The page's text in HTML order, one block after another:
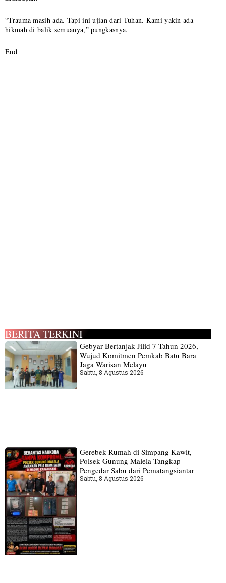
“Trauma masih ada. Tapi ini ujian dari Tuhan. Kami yakin ada
hikmah di balik semuanya,” pungkasnya.
End
BERITA TERKINI
Gebyar Bertanjak Jilid 7 Tahun 2026,
Wujud Komitmen Pemkab Batu Bara
Jaga Warisan Melayu
Sabtu, 8 Agustus 2026
Gerebek Rumah di Simpang Kawit,
Polsek Gunung Malela Tangkap
Pengedar Sabu dari Pematangsiantar
Sabtu, 8 Agustus 2026